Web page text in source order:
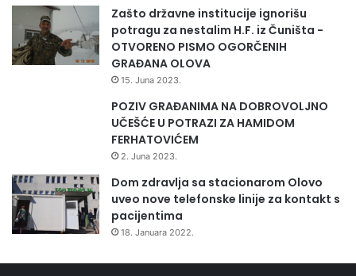
Zašto državne institucije ignorišu
potragu za nestalim H.F. iz Čuništa -
OTVORENO PISMO OGORČENIH
GRAĐANA OLOVA
15. Juna 2023.
POZIV GRAĐANIMA NA DOBROVOLJNO
UČEŠĆE U POTRAZI ZA HAMIDOM
FERHATOVIĆEM
2. Juna 2023.
Dom zdravlja sa stacionarom Olovo
uveo nove telefonske linije za kontakt s
pacijentima
18. Januara 2022.